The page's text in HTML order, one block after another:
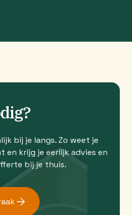
bij je langs. Zo weet je
en krijg je eerlijk advies en
bij je thuis.